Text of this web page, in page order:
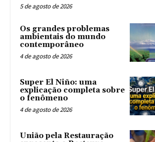
5 de agosto de 2026
Os grandes problemas
ambientais do mundo
contemporâneo
4 de agosto de 2026
Super El Niño: uma
explicação completa sobre
o fenômeno
4 de agosto de 2026
União pela Restauração